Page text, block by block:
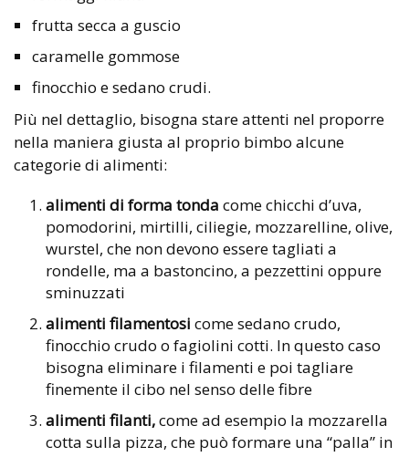
frutta secca a guscio
caramelle gommose
finocchio e sedano crudi.
Più nel dettaglio, bisogna stare attenti nel proporre
nella maniera giusta al proprio bimbo alcune
categorie di alimenti:
alimenti di forma tonda come chicchi d’uva,
pomodorini, mirtilli, ciliegie, mozzarelline, olive,
wurstel, che non devono essere tagliati a
rondelle, ma a bastoncino, a pezzettini oppure
sminuzzati
alimenti filamentosi come sedano crudo,
finocchio crudo o fagiolini cotti. In questo caso
bisogna eliminare i filamenti e poi tagliare
finemente il cibo nel senso delle fibre
alimenti filanti,come ad esempio la mozzarella
cotta sulla pizza, che può formare una “palla” in